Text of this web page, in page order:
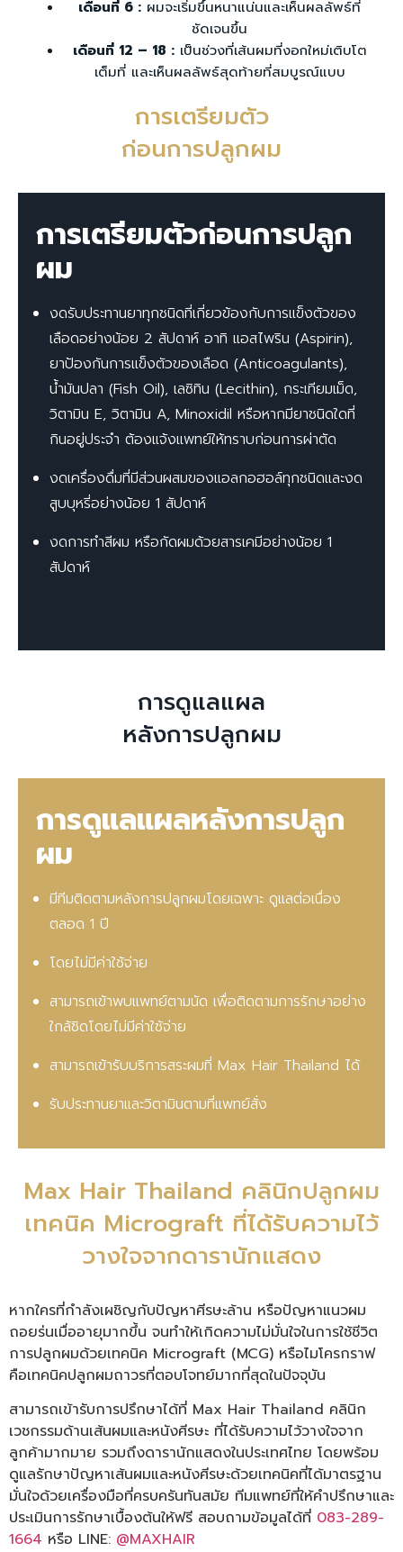
เดือนที่ 6 : ผมจะเริ่มขึ้นหนาแน่นและเห็นผลลัพธ์ที่
ชัดเจนขึ้น
เดือนที่ 12 – 18 :เป็นช่วงที่เส้นผมที่งอกใหม่เติบโต
เต็มที่ และเห็นผลลัพธ์สุดท้ายที่สมบูรณ์แบบ
การเตรียมตัว
ก่อนการปลูกผม
การเตรียมตัวก่อนการปลูก
ผม
งดรับประทานยาทุกชนิดที่เกี่ยวข้องกับการแข็งตัวของ
เลือดอย่างน้อย 2 สัปดาห์ อาทิ แอสไพริน (Aspirin),
ยาป้องกันการแข็งตัวของเลือด (Anticoagulants),
น้ำมันปลา (Fish Oil), เลซิทิน (Lecithin), กระเทียมเม็ด,
วิตามิน E, วิตามิน A, Minoxidil หรือหากมียาชนิดใดที่
กินอยู่ประจำ ต้องแจ้งแพทย์ให้ทราบก่อนการผ่าตัด
งดเครื่องดื่มที่มีส่วนผสมของแอลกอฮอล์ทุกชนิดและงด
สูบบุหรี่อย่างน้อย 1 สัปดาห์
งดการทำสีผม หรือกัดผมด้วยสารเคมีอย่างน้อย 1
สัปดาห์
การดูแลแผล
หลังการปลูกผม
การดูแลแผลหลังการปลูก
ผม
มีทีมติดตามหลังการปลูกผมโดยเฉพาะ ดูแลต่อเนื่อง
ตลอด 1 ปี
โดยไม่มีค่าใช้จ่าย
สามารถเข้าพบแพทย์ตามนัด เพื่อติดตามการรักษาอย่าง
ใกล้ชิดโดยไม่มีค่าใช้จ่าย
สามารถเข้ารับบริการสระผมที่ Max Hair Thailand ได้
รับประทานยาและวิตามินตามที่แพทย์สั่ง
Max Hair Thailand คลินิกปลูกผม
เทคนิค Micrograft ที่ได้รับความไว้
วางใจจากดารานักแสดง
หากใครที่กำลังเผชิญกับปัญหาศีรษะล้าน หรือปัญหาแนวผม
ถอยร่นเมื่ออายุมากขึ้น จนทำให้เกิดความไม่มั่นใจในการใช้ชีวิต
การปลูกผมด้วยเทคนิค Micrograft (MCG) หรือไมโครกราฟ
คือเทคนิคปลูกผมถาวรที่ตอบโจทย์มากที่สุดในปัจจุบัน
สามารถเข้ารับการปรึกษาได้ที่ Max Hair Thailand คลินิก
เวชกรรมด้านเส้นผมและหนังศีรษะ ที่ได้รับความไว้วางใจจาก
ลูกค้ามากมาย รวมถึงดารานักแสดงในประเทศไทย โดยพร้อม
ดูแลรักษาปัญหาเส้นผมและหนังศีรษะด้วยเทคนิคที่ได้มาตรฐาน
มั่นใจด้วยเครื่องมือที่ครบครันทันสมัย ทีมแพทย์ที่ให้คำปรึกษาและ
ประเมินการรักษาเบื้องต้นให้ฟรี สอบถามข้อมูลได้ที่ 083-289-
1664 หรือ LINE: @MAXHAIR